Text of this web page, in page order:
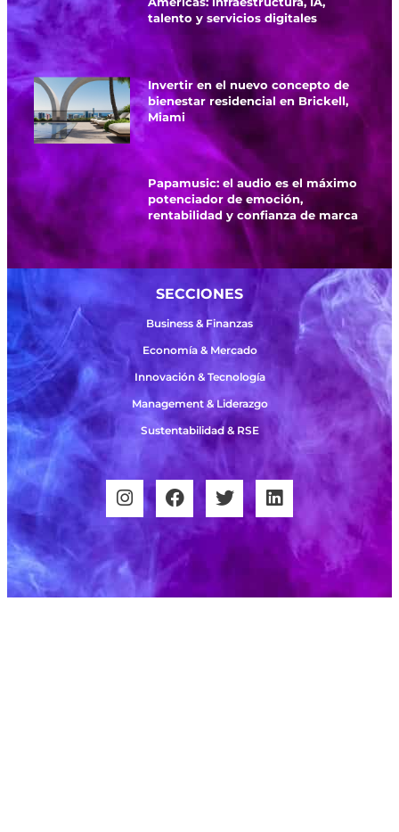
talento y servicios digitales
Invertir en el nuevo concepto de
bienestar residencial en Brickell,
Miami
Papamusic: el audio es el máximo
potenciador de emoción,
rentabilidad y confianza de marca
SECCIONES
Business & Finanzas
Economía & Mercado
Innovación & Tecnología
Management & Liderazgo
Sustentabilidad & RSE